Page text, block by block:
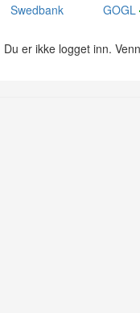
Swedbank
GOGL
Du er ikke logget inn.